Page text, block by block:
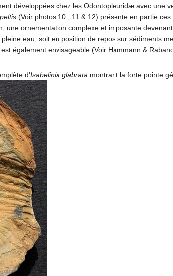
développées chez les Odontopleuridæ avec une
(Voir photos 10 ; 11 & 12) présente en partie
une ornementation complexe et imposante
eau, soit en position de repos sur sédiments
également envisageable (Voir Hammann &
d'Isabelinia glabrata montrant la forte pointe